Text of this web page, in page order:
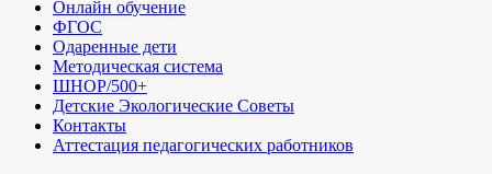
Онлайн обучение
ФГОС
Одаренные дети
Методическая система
ШНОР/500+
Детские Экологические Советы
Контакты
Аттестация педагогических работников